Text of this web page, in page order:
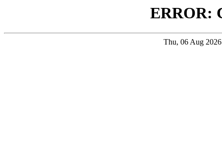
ERROR:
Thu, 06 Aug